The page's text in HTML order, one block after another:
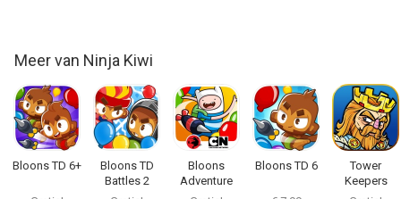
Meer van Ninja Kiwi
Bloons TD 6+
Bloons TD
Battles 2
Bloons
Adventure
Time TD
Bloons TD 6
Tower
Keepers